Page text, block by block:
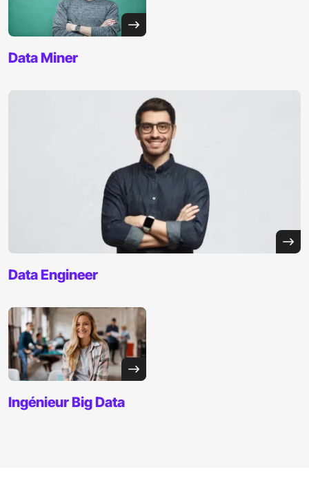
DataMiner
DataEngineer
Ingénieur Big Data